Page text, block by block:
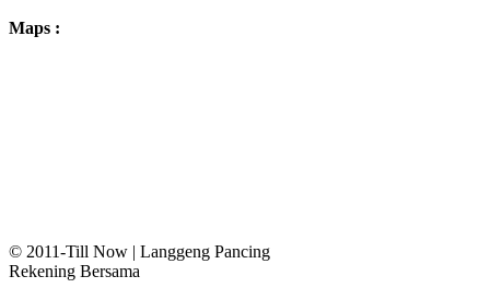
Maps :
© 2011-Till Now | Langgeng Pancing
Rekening Bersama